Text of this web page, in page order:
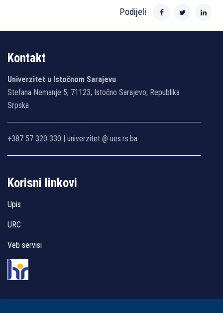
Podijeli
Kontakt
Univerzitet u Istočnom Sarajevu
Stefana Nemanje 5, 71123, Istočno Sarajevo, Republika
Srpska
+387 57 320 330 | univerzitet @ ues.rs.ba
Korisni linkovi
Upis
URC
Veb servisi